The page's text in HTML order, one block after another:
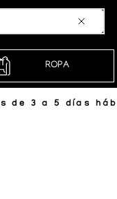
ROPA
de 3 a 5 días